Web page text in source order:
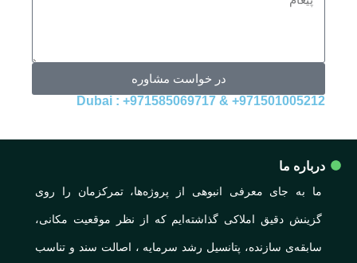
در خواست مشاوره
971501005212+ & 971585069717+ : Dubai
درباره ما
ما به جای معرفی انبوهی از پروژه‌ها، تمرکزمان را روی
گزینش دقیق املاکی گذاشته‌ایم که از نظر موقعیت مکانی،
سابقه‌ی سازنده، پتانسیل رشد سرمایه ، اصالت سند و تناسب